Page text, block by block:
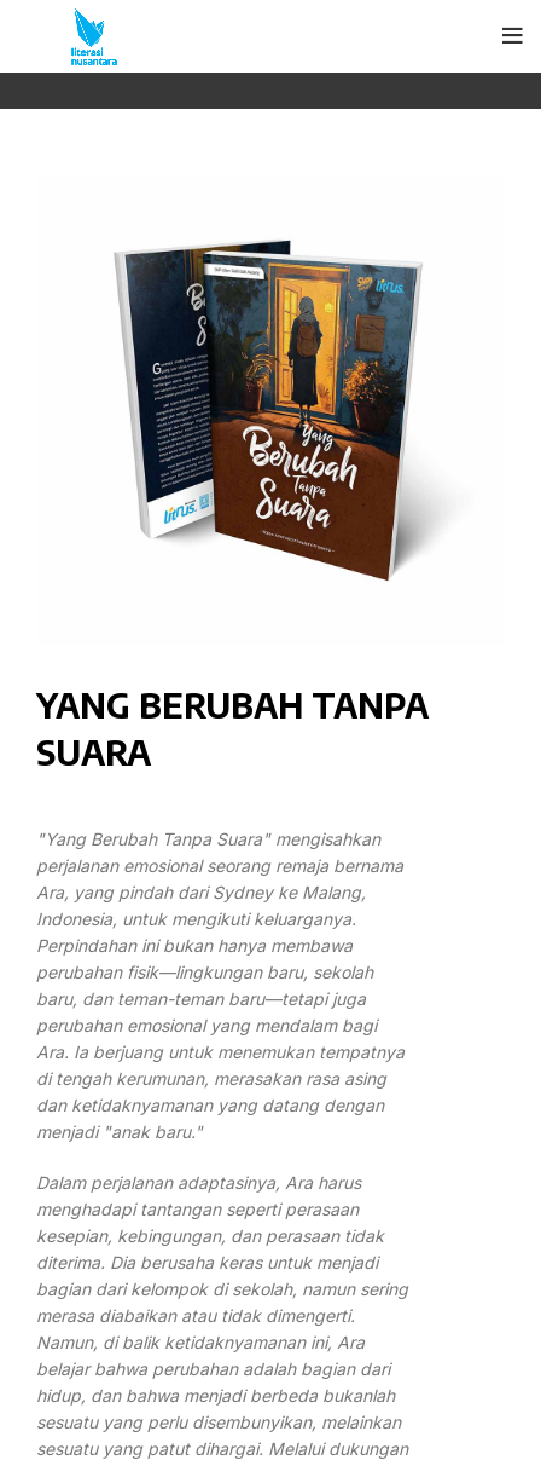
YANG BERUBAH TANPA
SUARA
"Yang Berubah Tanpa Suara" mengisahkan
perjalanan emosional seorang remaja bernama
Ara, yang pindah dari Sydney ke Malang,
Indonesia, untuk mengikuti keluarganya.
Perpindahan ini bukan hanya membawa
perubahan fisik—lingkungan baru, sekolah
baru, dan teman-teman baru—tetapi juga
perubahan emosional yang mendalam bagi
Ara. Ia berjuang untuk menemukan tempatnya
di tengah kerumunan, merasakan rasa asing
dan ketidaknyamanan yang datang dengan
menjadi "anak baru."
Dalam perjalanan adaptasinya, Ara harus
menghadapi tantangan seperti perasaan
kesepian, kebingungan, dan perasaan tidak
diterima. Dia berusaha keras untuk menjadi
bagian dari kelompok di sekolah, namun sering
merasa diabaikan atau tidak dimengerti.
Namun, di balik ketidaknyamanan ini, Ara
belajar bahwa perubahan adalah bagian dari
hidup, dan bahwa menjadi berbeda bukanlah
sesuatu yang perlu disembunyikan, melainkan
sesuatu yang patut dihargai. Melalui dukungan